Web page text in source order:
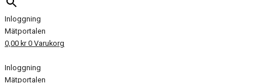
Inloggning
Mätportalen
0,00 kr 0 Varukorg
Inloggning
Mätportalen